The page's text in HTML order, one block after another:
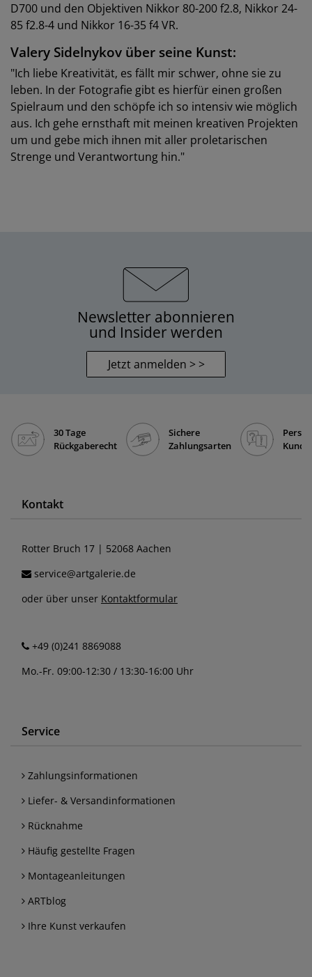
D700 und den Objektiven Nikkor 80-200 f2.8, Nikkor 24-
85 f2.8-4 und Nikkor 16-35 f4 VR.
Valery Sidelnykov über seine Kunst:
"Ich liebe Kreativität, es fällt mir schwer, ohne sie zu
leben. In der Fotografie gibt es hierfür einen großen
Spielraum und den schöpfe ich so intensiv wie möglich
aus. Ich gehe ernsthaft mit meinen kreativen Projekten
um und gebe mich ihnen mit aller proletarischen
Strenge und Verantwortung hin."
Newsletter abonnieren
und Insider werden
Jetzt anmelden > >
30 Tage
Rückgaberecht
Sichere
Zahlungsarten
Kontakt
Rotter Bruch 17 | 52068 Aachen
service@artgalerie.de
oder über unser Kontaktformular
+49 (0)241 8869088
Mo.-Fr. 09:00-12:30 / 13:30-16:00 Uhr
Service
Zahlungsinformationen
Liefer- & Versandinformationen
Rücknahme
Häufig gestellte Fragen
Montageanleitungen
ARTblog
Ihre Kunst verkaufen